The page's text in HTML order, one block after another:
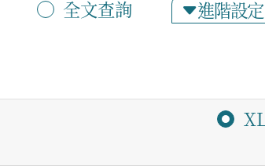
全文查詢 進階設定